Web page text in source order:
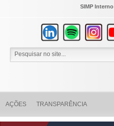
SIMP Interno
AÇÕES TRANSPARÊNCIA